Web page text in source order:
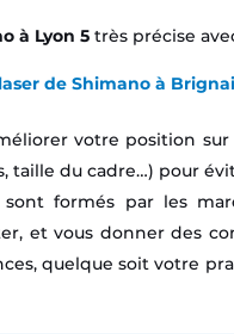
à Lyon 5 très précise
de Shimano à
votre position
taille du cadre…) pour
formés par les
et vous donner des
quelque soit votre